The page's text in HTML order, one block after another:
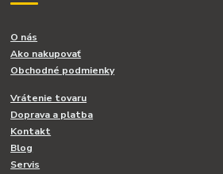
O nás
Ako nakupovať
Obchodné podmienky
Vrátenie tovaru
Doprava a platba
Kontakt
Blog
Servis